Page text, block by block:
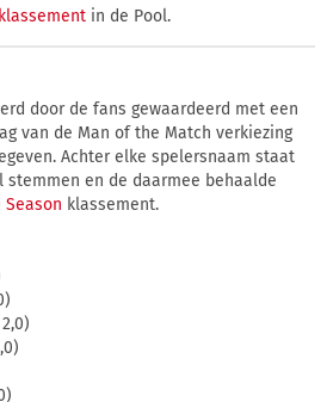
in de Pool.
door de fans gewaardeerd met een
van de Man of the Match verkiezing
Achter elke spelersnaam staat
en de daarmee behaalde
klassement.